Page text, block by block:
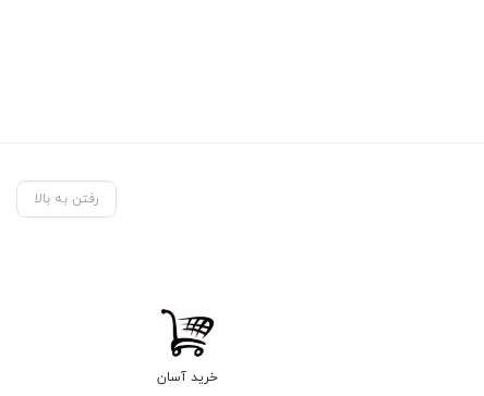
رفتن به بالا
خرید آسان